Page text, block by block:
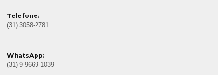
Telefone:
(31) 3058-2781
WhatsApp:
(31) 9 9669-1039